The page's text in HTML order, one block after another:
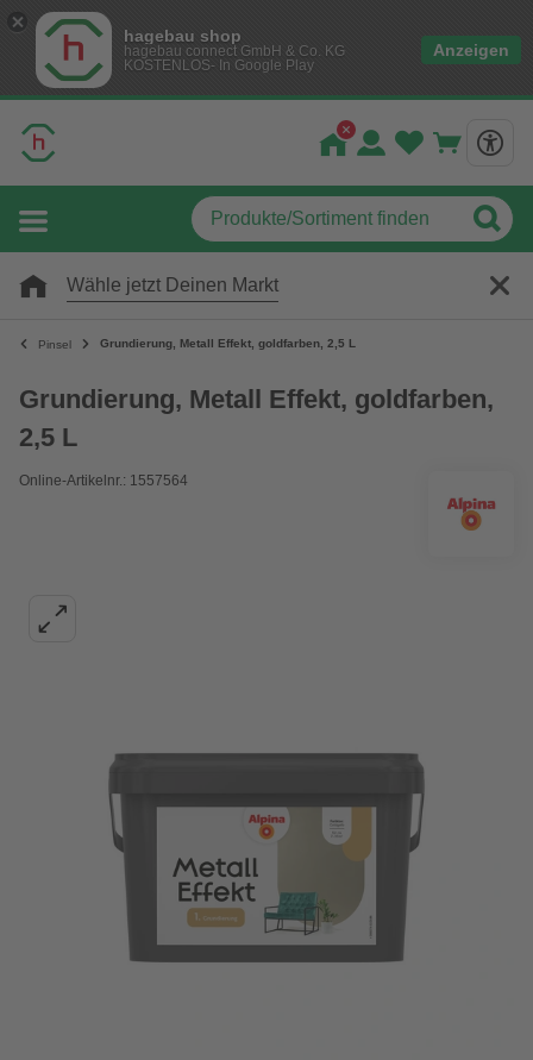
hagebau shop
hagebau connect GmbH & Co. KG
KOSTENLOS- In Google Play
Anzeigen
Wähle jetzt Deinen Markt
Pinsel Grundierung, Metall Effekt, goldfarben, 2,5 L
Grundierung, Metall Effekt, goldfarben,
2,5 L
Online-Artikelnr.: 1557564